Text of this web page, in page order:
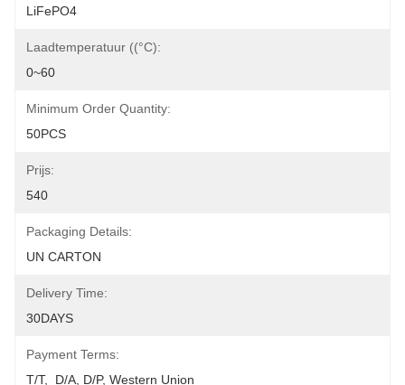
LiFePO4
Laadtemperatuur ((°C):
0~60
Minimum Order Quantity:
50PCS
Prijs:
540
Packaging Details:
UN CARTON
Delivery Time:
30DAYS
Payment Terms:
T/T,  D/A, D/P, Western Union